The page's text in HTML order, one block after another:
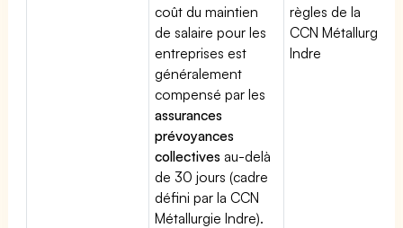
coût du maintien
de salaire pour les
entreprises est
généralement
compensé par les
assurances
prévoyances
collectives au-delà
de 30 jours (cadre
défini par la CCN
Métallurgie Indre).
règles de la
CCN Métallurgie
Indre